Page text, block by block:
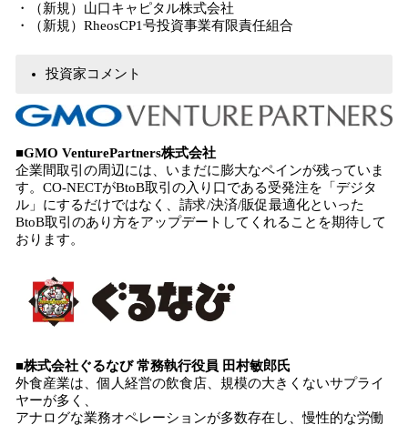
・（新規）山口キャピタル株式会社
・（新規）RheosCP1号投資事業有限責任組合
投資家コメント
■GMO VenturePartners株式会社
企業間取引の周辺には、いまだに膨大なペインが残っていま
す。CO-NECTがBtoB取引の入り口である受発注を「デジタ
ル」にするだけではなく、請求/決済/販促最適化といった
BtoB取引のあり方をアップデートしてくれることを期待して
おります。
■株式会社ぐるなび 常務執行役員 田村敏郎氏
外食産業は、個人経営の飲食店、規模の大きくないサプライ
ヤーが多く、
アナログな業務オペレーションが多数存在し、慢性的な労働